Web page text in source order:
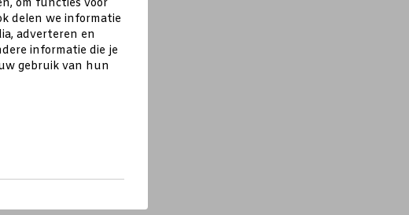
om functies voor
delen we informatie
adverteren en
informatie die je
gebruik van hun